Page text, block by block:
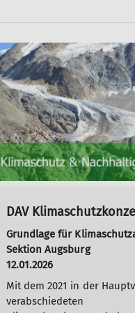
DAV
Grundlage für
Sektion Augsburg
12.01.2026
Mit dem 2021 in der
verabschiedeten